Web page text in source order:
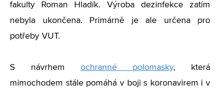
fakulty Roman Hladík. Výroba dezinfekce zatím
nebyla ukončena. Primárně je ale určena pro
potřeby VUT.
S návrhem ochranné polomasky, která
mimochodem stále pomáhá v boji s koronavirem i v